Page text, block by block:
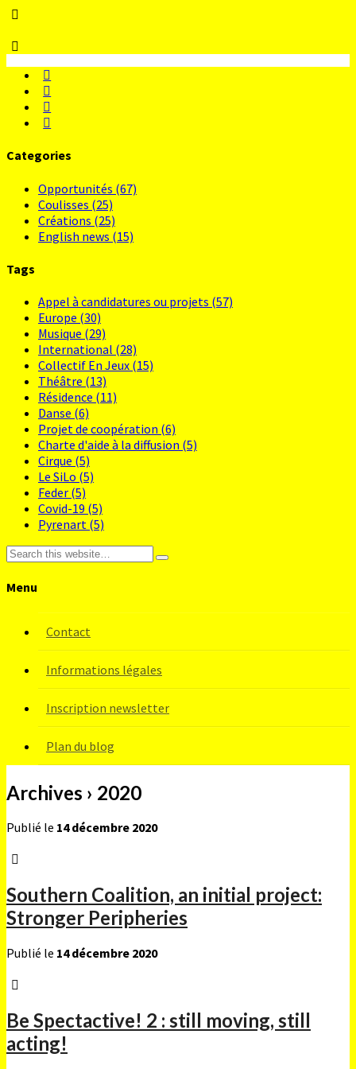
Categories
Opportunités (67)
Coulisses (25)
Créations (25)
English news (15)
Tags
Appel à candidatures ou projets (57)
Europe (30)
Musique (29)
International (28)
Collectif En Jeux (15)
Théâtre (13)
Résidence (11)
Danse (6)
Projet de coopération (6)
Charte d'aide à la diffusion (5)
Cirque (5)
Le SiLo (5)
Feder (5)
Covid-19 (5)
Pyrenart (5)
Menu
Contact
Informations légales
Inscription newsletter
Plan du blog
Archives › 2020
Publié le 14 décembre 2020
Southern Coalition, an initial project:
Stronger Peripheries
Publié le 14 décembre 2020
Be Spectactive! 2 : still moving, still
acting!